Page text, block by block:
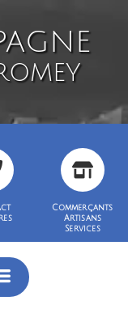
Commerçants
Artisans
Services